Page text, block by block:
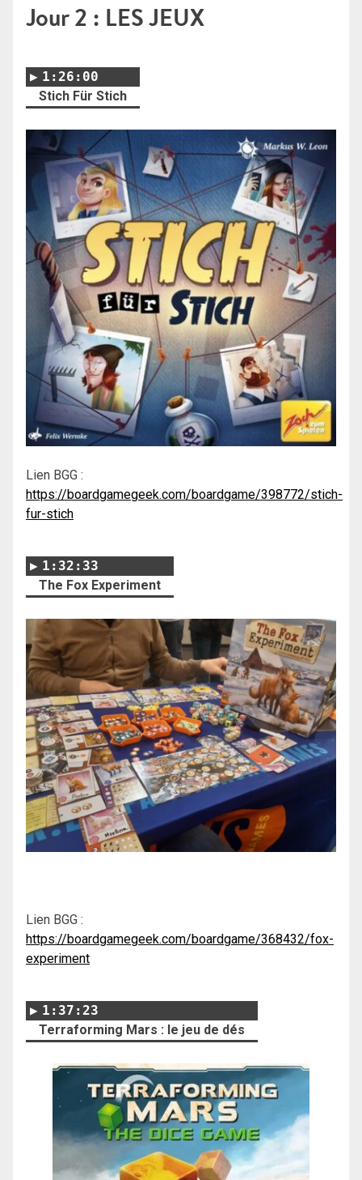
Jour 2 : LES JEUX
1:26:00
Stich Für Stich
Lien BGG :
https://boardgamegeek.com/boardgame/398772/stich-
fur-stich
1:32:33
The Fox Experiment
Lien BGG :
https://boardgamegeek.com/boardgame/368432/fox-
experiment
1:37:23
Terraforming Mars : le jeu de dés